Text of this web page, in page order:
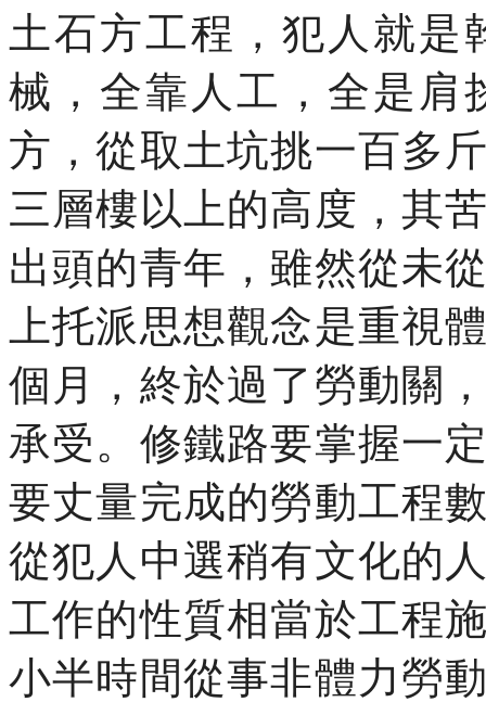
土石方工程，犯人就是
械，全靠人工，全是肩
方，從取土坑挑一百多
三層樓以上的高度，其
出頭的青年，雖然從未
上托派思想觀念是重視
個月，終於過了勞動關
承受。修鐵路要掌握一
要丈量完成的勞動工程
從犯人中選稍有文化的
工作的性質相當於工程
小半時間從事非體力勞